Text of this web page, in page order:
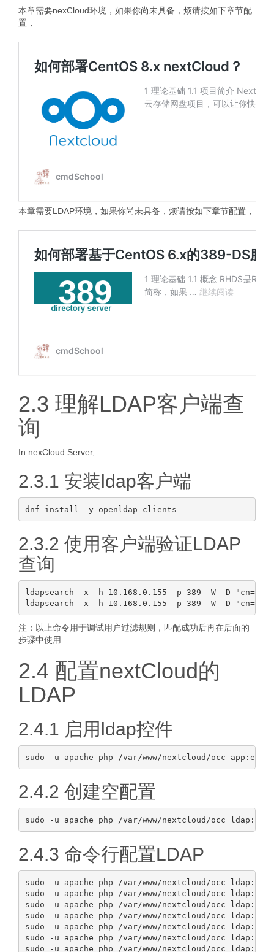
本章需要nexCloud环境，如果你尚未具备，烦请按如下章节配
置，
本章需要LDAP环境，如果你尚未具备，烦请按如下章节配置，
2.3 理解LDAP客户端查
询
In nexCloud Server,
2.3.1 安装ldap客户端
2.3.2 使用客户端验证LDAP
查询
ldapsearch -x -h 10.168.0.155 -p 389 -W -D
注：以上命令用于调试用户过滤规则，匹配成功后再在后面的
步骤中使用
2.4 配置nextCloud的
LDAP
2.4.1 启用ldap控件
2.4.2 创建空配置
2.4.3 命令行配置LDAP
sudo -u apache php /var/www/nextcloud/occ
sudo -u apache php /var/www/nextcloud/occ
sudo -u apache php /var/www/nextcloud/occ
sudo -u apache php /var/www/nextcloud/occ
sudo -u apache php /var/www/nextcloud/occ
sudo -u apache php /var/www/nextcloud/occ
sudo -u apache php /var/www/nextcloud/occ